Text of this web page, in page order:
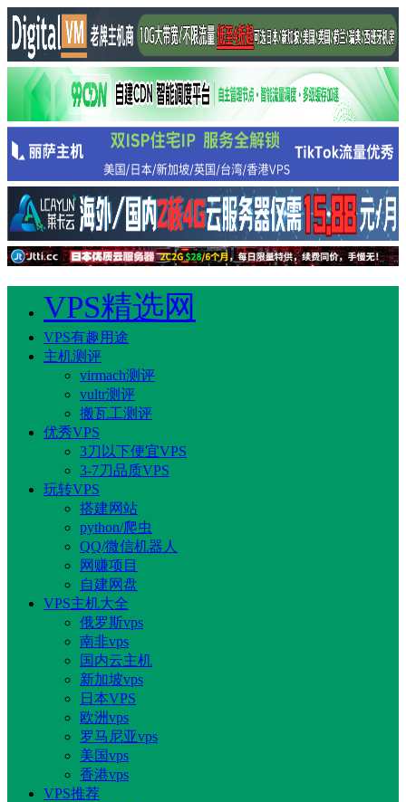
VPS精选网
VPS有趣用途
主机测评
virmach测评
vultr测评
搬瓦工测评
优秀VPS
3刀以下便宜VPS
3-7刀品质VPS
玩转VPS
搭建网站
python/爬虫
QQ/微信机器人
网赚项目
自建网盘
VPS主机大全
俄罗斯vps
南非vps
国内云主机
新加坡vps
日本VPS
欧洲vps
罗马尼亚vps
美国vps
香港vps
VPS推荐